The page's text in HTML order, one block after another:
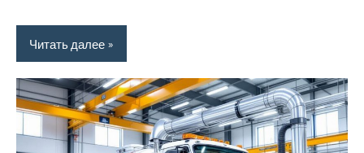
Читать далее